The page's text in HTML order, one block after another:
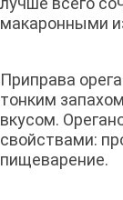
макаронными
Приправа
тонким
вкусом.
свойствами:
пищеварение.